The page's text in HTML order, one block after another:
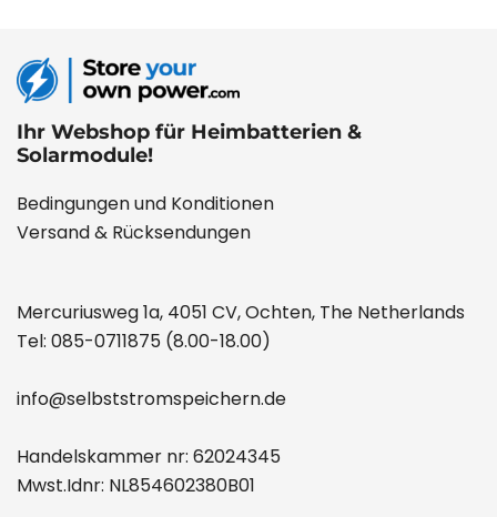
Ihr Webshop für Heimbatterien &
Solarmodule!
Bedingungen und Konditionen
Versand & Rücksendungen
Mercuriusweg 1a, 4051 CV, Ochten, The Netherlands
Tel: 085-0711875 (8.00-18.00)
info@selbststromspeichern.de
Handelskammer nr: 62024345
Mwst.Idnr: NL854602380B01